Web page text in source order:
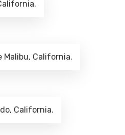
Malibu, California.
California.